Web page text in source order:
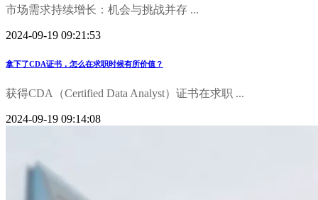
市场需求持续增长：机会与挑战并存 ...
2024-09-19 09:21:53
拿下了CDA证书，怎么在求职时候有所价值？
获得CDA（Certified Data Analyst）证书在求职 ...
2024-09-19 09:14:08